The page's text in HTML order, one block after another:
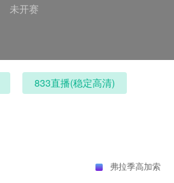
未开赛
833直播(稳定高清)
弗拉季高加索